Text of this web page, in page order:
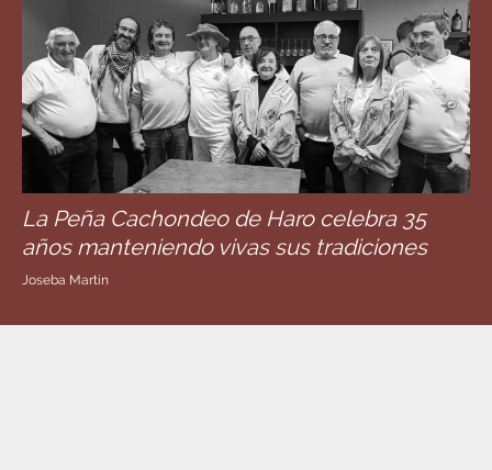
La Peña Cachondeo de Haro celebra 35
años manteniendo vivas sus tradiciones
Joseba Martín